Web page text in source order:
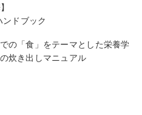
ドブック
の「食」をテーマとした栄養学
炊き出しマニュアル